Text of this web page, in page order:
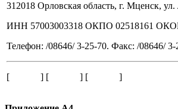
312018 Орловская область, г. Мценск,
ИНН 57003003318 ОКПО 02518161
Телефон: /08646/ 3-25-70. Факс: /08646/ 3-
[ ] [ ] [ ]